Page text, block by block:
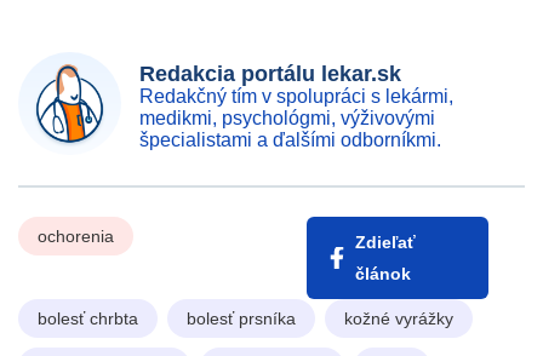
Redakcia portálu lekar.sk
Redakčný tím v spolupráci s lekármi,
medikmi, psychológmi, výživovými
špecialistami a ďalšími odborníkmi.
ochorenia
Zdieľať
článok
bolesť chrbta bolesť prsníka kožné vyrážky